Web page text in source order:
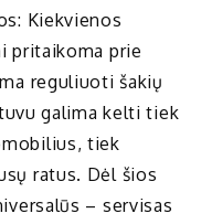
Kiekvienos
pritaikoma prie
reguliuoti šakių
galima kelti tiek
tiek
ratus. Dėl šios
– servisas